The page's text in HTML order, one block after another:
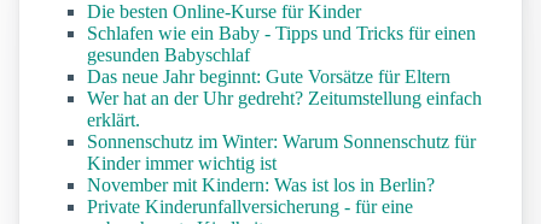
Die besten Online-Kurse für Kinder
Schlafen wie ein Baby - Tipps und Tricks für einen
gesunden Babyschlaf
Das neue Jahr beginnt: Gute Vorsätze für Eltern
Wer hat an der Uhr gedreht? Zeitumstellung einfach
erklärt.
Sonnenschutz im Winter: Warum Sonnenschutz für
Kinder immer wichtig ist
November mit Kindern: Was ist los in Berlin?
Private Kinderunfallversicherung - für eine